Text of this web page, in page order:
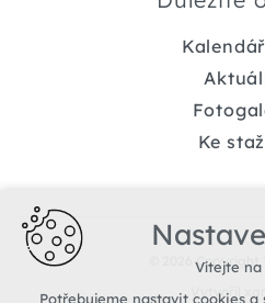
Ke
© 2026
Vytvořil
Vítejte na
Potřebujeme nastavit cookies